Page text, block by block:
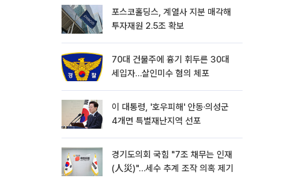
포스코홀딩스, 계열사 지분 매각해
투자재원 2.5조 확보
70대 건물주에 흉기 휘두른 30대
세입자…살인미수 혐의 체포
이 대통령, '호우피해' 안동·의성군
4개면 특별재난지역 선포
경기도의회 국힘 "7조 채무는 인재
(人災)"…세수 추계 조작 의혹 제기